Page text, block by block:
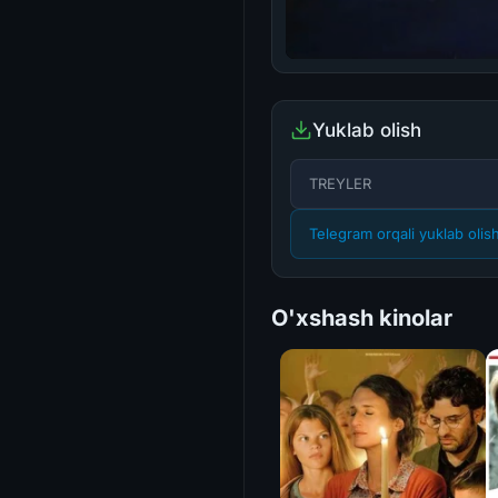
Yuklab olish
TREYLER
Telegram orqali yuklab
O'xshash kinolar